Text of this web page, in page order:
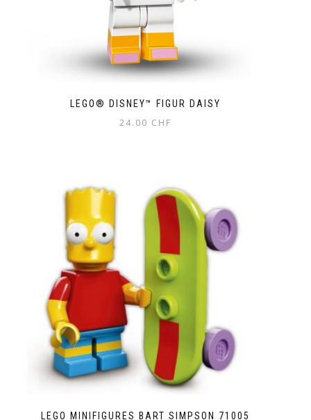
LEGO® DISNEY™ FIGUR DAISY
24.00 CHF
LEGO MINIFIGURES BART SIMPSON 71005